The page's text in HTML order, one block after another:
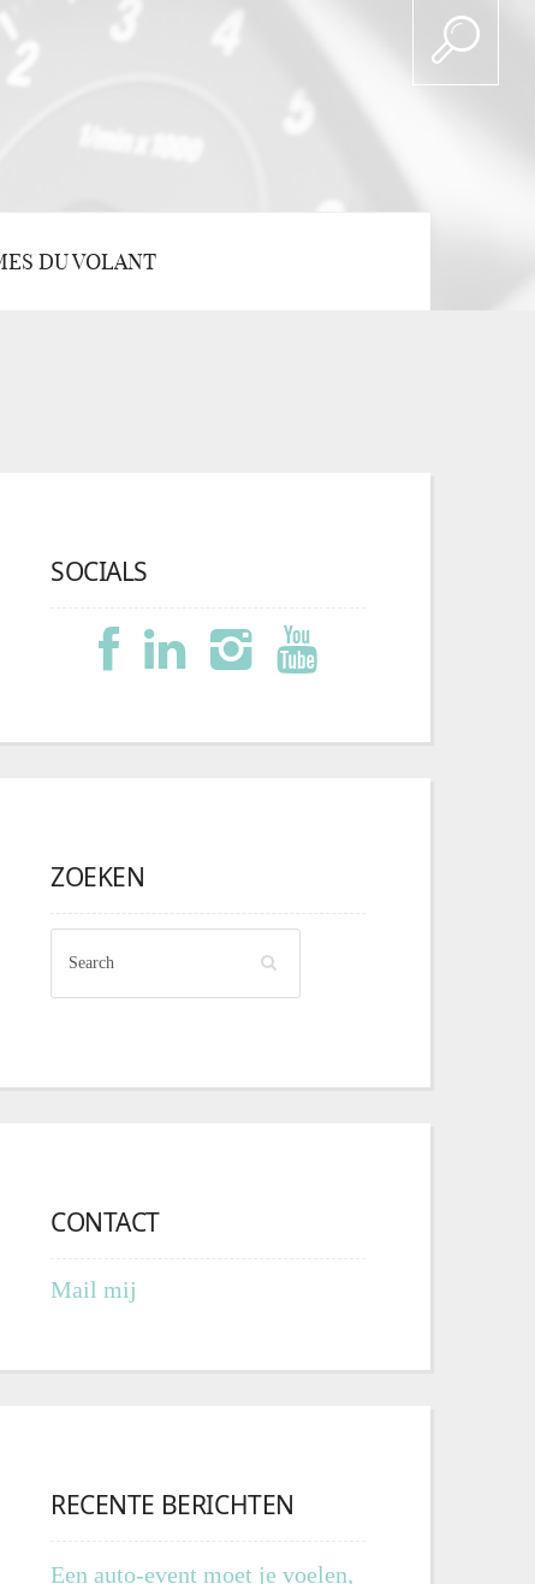
DU VOLANT
SOCIALS
ZOEKEN
CONTACT
Mail mij
RECENTE BERICHTEN
Een auto-event moet je voelen,